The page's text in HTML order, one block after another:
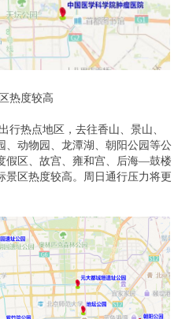
热度较高
行热点地区，去往香山、景山、
、动物园、龙潭湖、朝阳公园等公
假区、故宫、雍和宫、后海—鼓楼
区热度较高。周日通行压力将更